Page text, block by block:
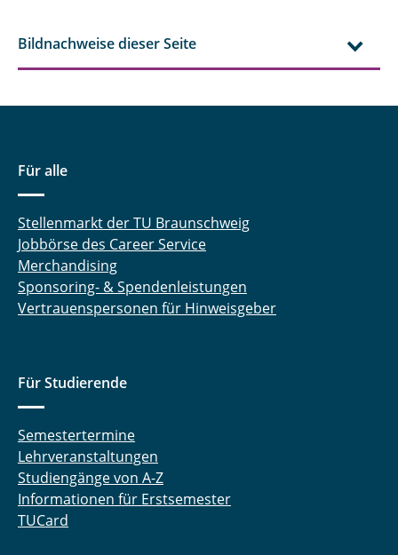
Bildnachweise dieser Seite
Für alle
Stellenmarkt der TU Braunschweig
Jobbörse des Career Service
Merchandising
Sponsoring- & Spendenleistungen
Vertrauenspersonen für Hinweisgeber
Für Studierende
Semestertermine
Lehrveranstaltungen
Studiengänge von A-Z
Informationen für Erstsemester
TUCard